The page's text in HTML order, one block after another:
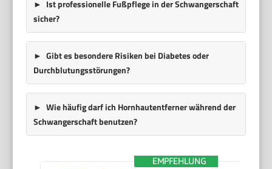
Ist professionelle Fußpflege in der Schwangerschaft
sicher?
Gibt es besondere Risiken bei Diabetes oder
Durchblutungsstörungen?
Wie häufig darf ich Hornhautentferner während der
Schwangerschaft benutzen?
EMPFEHLUNG